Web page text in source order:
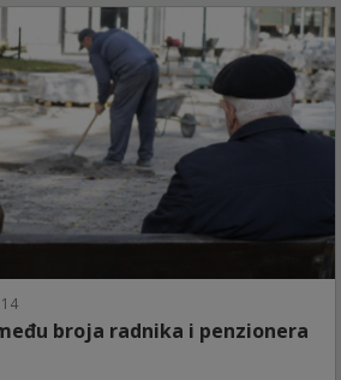
broja radnika i penzionera